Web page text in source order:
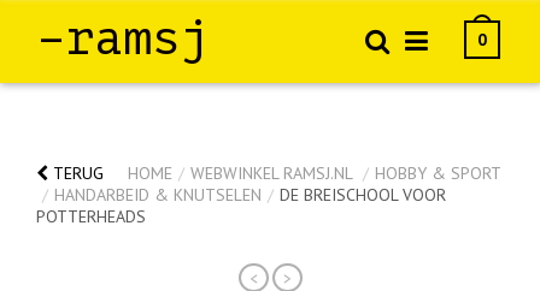
–ramsj 0
TERUG HOME / WEBWINKEL RAMSJ.NL / HOBBY & SPORT
/ HANDARBEID & KNUTSELEN / DE BREISCHOOL VOOR
POTTERHEADS
< >